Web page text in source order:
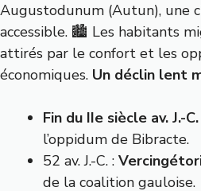
Augustodunum (Autun), une
accessible. 🏙️ Les habitants
attirés par le confort et les
économiques. Un déclin lent
Fin du IIe siècle av. J.-C.
l’oppidum de Bibracte.
52 av. J.-C. :
de la coalition gauloise.